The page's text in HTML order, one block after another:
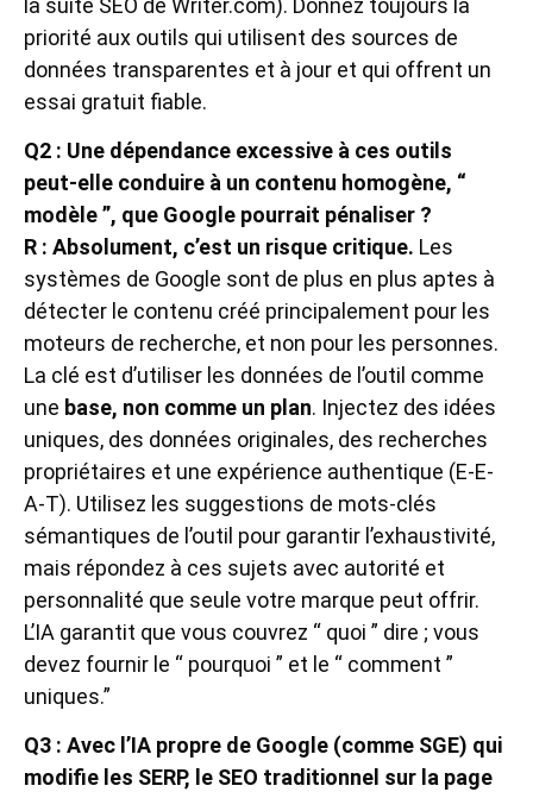
priorité aux outils qui utilisent des sources de
données transparentes et à jour et qui offrent un
essai gratuit fiable.
Q2 : Une dépendance excessive à ces outils
peut-elle conduire à un contenu homogène, “
modèle ”, que Google pourrait pénaliser ?
R : Absolument, c’est un risque critique. Les
systèmes de Google sont de plus en plus aptes à
détecter le contenu créé principalement pour les
moteurs de recherche, et non pour les personnes.
La clé est d’utiliser les données de l’outil comme
une base, non comme un plan. Injectez des idées
uniques, des données originales, des recherches
propriétaires et une expérience authentique (E-E-
A-T). Utilisez les suggestions de mots-clés
sémantiques de l’outil pour garantir l’exhaustivité,
mais répondez à ces sujets avec autorité et
personnalité que seule votre marque peut offrir.
L’IA garantit que vous couvrez “ quoi ” dire ; vous
devez fournir le “ pourquoi ” et le “ comment ”
uniques.”
Q3 : Avec l’IA propre de Google (comme SGE) qui
modifie les SERP, le SEO traditionnel sur la page